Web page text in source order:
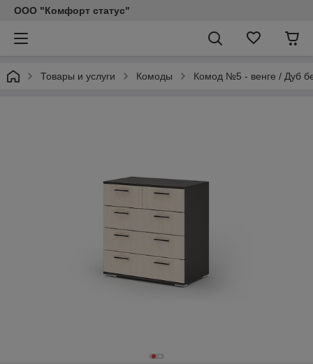
ООО "Комфорт статус"
Товары и услуги Комоды Комод №5 - венге / Дуб